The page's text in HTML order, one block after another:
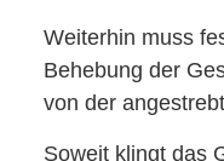
Weiterhin muss
Behebung der
von der
Soweit klingt das